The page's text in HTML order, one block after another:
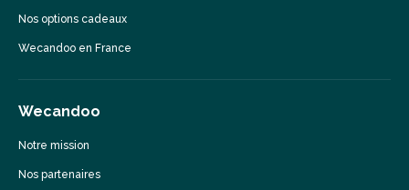
Nos options cadeaux
Wecandoo en France
Wecandoo
Notre mission
Nos partenaires